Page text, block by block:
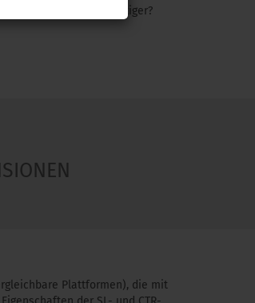
Woanders günstiger?
Plattformen), die mit